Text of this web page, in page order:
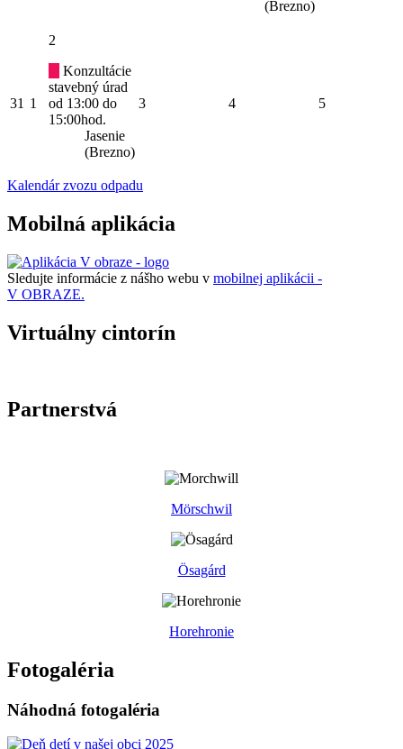
(Brezno)
31 1
2
Konzultácie
stavebný úrad
od 13:00 do
15:00hod.
Jasenie
(Brezno)
3 4 5
Kalendár zvozu odpadu
Mobilná aplikácia
Sledujte informácie z nášho webu v mobilnej aplikácii -
V OBRAZE.
Virtuálny cintorín
Partnerstvá
Mörschwil
Ösagárd
Horehronie
Fotogaléria
Náhodná fotogaléria